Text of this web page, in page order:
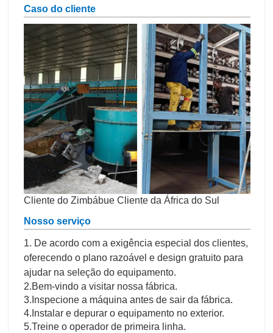
Caso do cliente
Cliente do Zimbábue Cliente da África do Sul
Nosso serviço
1. De acordo com a exigência especial dos clientes,
oferecendo o plano razoável e design gratuito para
ajudar na seleção do equipamento.
2.Bem-vindo a visitar nossa fábrica.
3.Inspecione a máquina antes de sair da fábrica.
4.Instalar e depurar o equipamento no exterior.
5.Treine o operador de primeira linha.